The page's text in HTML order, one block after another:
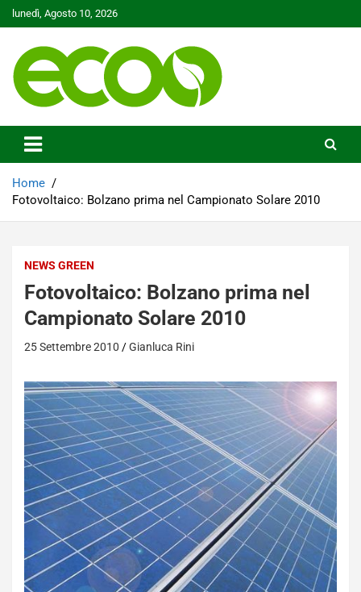
Skip
to
lunedì, Agosto 10, 2026
Ecoo.it
Home
Fotovoltaico: Bolzano prima nel Campionato Solare 2010
NEWS GREEN
Fotovoltaico: Bolzano prima nel
Campionato Solare 2010
25 Settembre 2010 Gianluca Rini